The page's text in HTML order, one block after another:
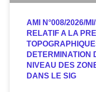
AMI N°008/2026/
RELATIF A LA
DETERMINATION
NIVEAU DES
DANS LE SIG